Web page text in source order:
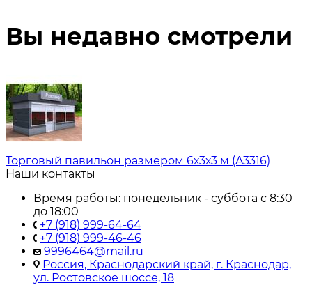
Вы недавно смотрели
Торговый павильон размером 6х3х3 м (A3316)
Наши контакты
Время работы: понедельник - суббота с 8:30
до 18:00
+7 (918) 999-64-64
+7 (918) 999-46-46
9996464@mail.ru
Россия, Краснодарский край, г. Краснодар,
ул. Ростовское шоссе, 18